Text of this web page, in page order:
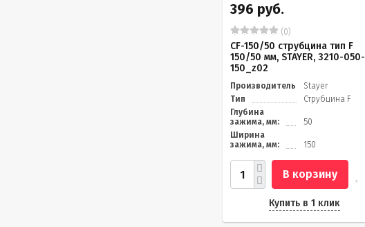
396 руб.
(0)
CF-150/50 струбцина тип F
150/50 мм, STAYER, 3210-050-
150_z02
Производитель
Stayer
Тип
Струбцина F
Глубина
зажима, мм:
50
Ширина
зажима, мм:
150
В корзину
Купить в 1 клик